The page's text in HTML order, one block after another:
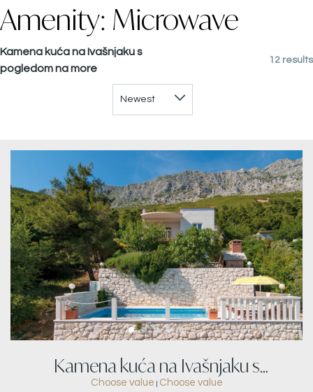
Amenity: Microwave
Kamena kuća na Ivašnjaku s
pogledom na more
12 results
Kamena kuća na Ivašnjaku s
Choose value Choose value